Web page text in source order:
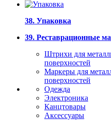
38. Упаковка
39. Реставрационные
Штрихи для
поверхностей
Маркеры для
поверхностей
Одежда
Электроника
Канцтовары
Аксессуары